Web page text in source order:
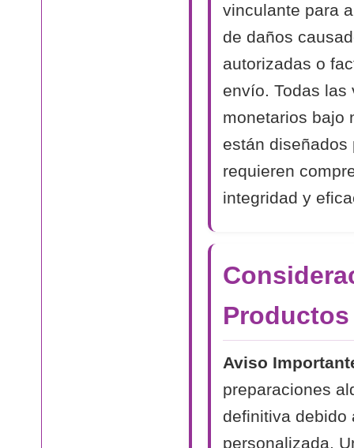
vinculante para
de daños
autorizadas o
envío. Todas
monetarios bajo
están
requieren
integridad y
Aviso
preparaciones
definitiva debido
personalizada.